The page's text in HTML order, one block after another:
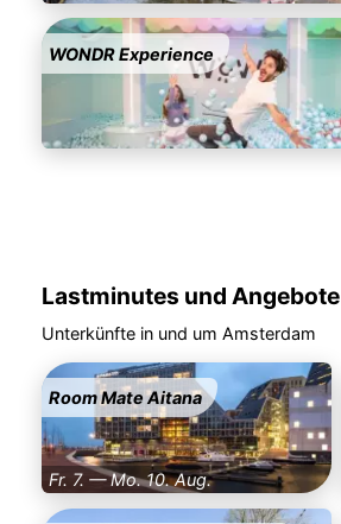
WONDR Experience
Lastminutes und Angebote
Unterkünfte in und um Amsterdam
Room Mate Aitana
Fr. 7. — Mo. 10. Aug.